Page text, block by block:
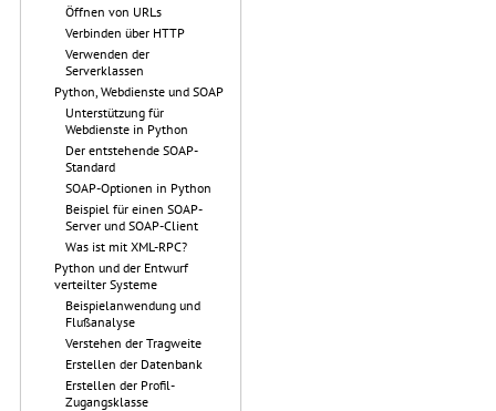
Öffnen von URLs
Verbinden über HTTP
Verwenden der
Serverklassen
Python, Webdienste und SOAP
Unterstützung für
Webdienste in Python
Der entstehende SOAP-
Standard
SOAP-Optionen in Python
Beispiel für einen SOAP-
Server und SOAP-Client
Was ist mit XML-RPC?
Python und der Entwurf
verteilter Systeme
Beispielanwendung und
Flußanalyse
Verstehen der Tragweite
Erstellen der Datenbank
Erstellen der Profil-
Zugangsklasse